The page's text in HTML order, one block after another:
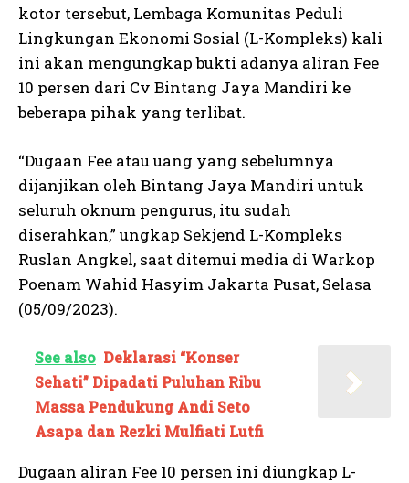
kotor tersebut, Lembaga Komunitas Peduli
Lingkungan Ekonomi Sosial (L-Kompleks) kali
ini akan mengungkap bukti adanya aliran Fee
10 persen dari Cv Bintang Jaya Mandiri ke
beberapa pihak yang terlibat.
“Dugaan Fee atau uang yang sebelumnya
dijanjikan oleh Bintang Jaya Mandiri untuk
seluruh oknum pengurus, itu sudah
diserahkan,” ungkap Sekjend L-Kompleks
Ruslan Angkel, saat ditemui media di Warkop
Poenam Wahid Hasyim Jakarta Pusat, Selasa
(05/09/2023).
See also Deklarasi “Konser
Sehati” Dipadati Puluhan Ribu
Massa Pendukung Andi Seto
Asapa dan Rezki Mulfiati Lutfi
Dugaan aliran Fee 10 persen ini diungkap L-